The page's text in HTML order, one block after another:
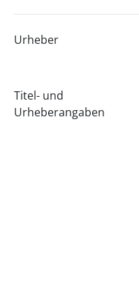
Urheber
Titel- und
Urheberangaben